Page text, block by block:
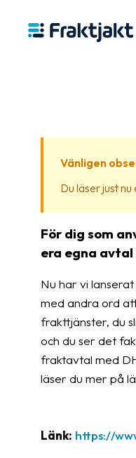
Vänligen
Du läser just
För dig som
era egna avtal
Nu har vi
med andra ord
frakttjänster, du
och du ser det
fraktavtal med
läser du mer på
Länk: https://